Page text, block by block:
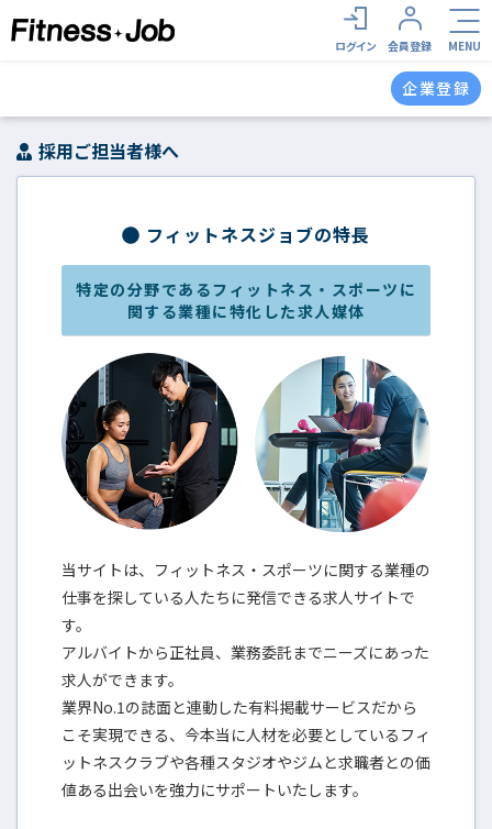
ログイン 会員登録 MENU
企業登録
採用ご担当者様へ
フィットネスジョブの特長
特定の分野であるフィットネス・スポーツに
関する業種に特化した求人媒体
当サイトは、フィットネス・スポーツに関する業種の
仕事を探している人たちに発信できる求人サイトで
す。
アルバイトから正社員、業務委託までニーズにあった
求人ができます。
業界No.1の誌面と連動した有料掲載サービスだから
こそ実現できる、今本当に人材を必要としているフィ
ットネスクラブや各種スタジオやジムと求職者との価
値ある出会いを強力にサポートいたします。